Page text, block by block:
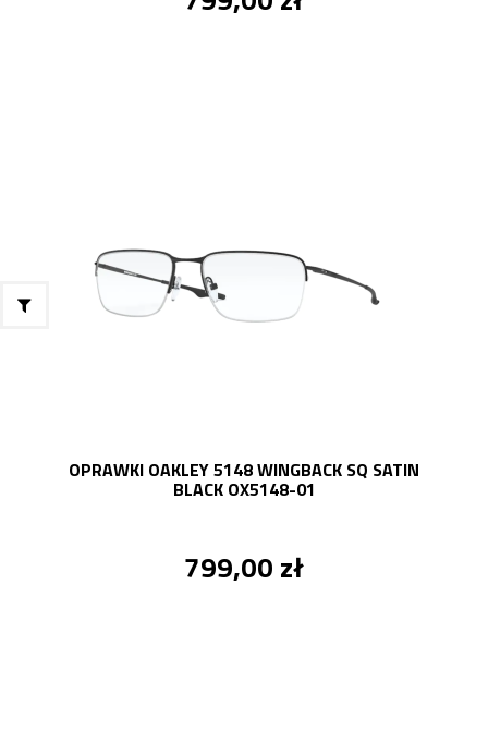
OPRAWKI OAKLEY 5148 WINGBACK SQ SATIN
BLACK OX5148-01
799,00 zł